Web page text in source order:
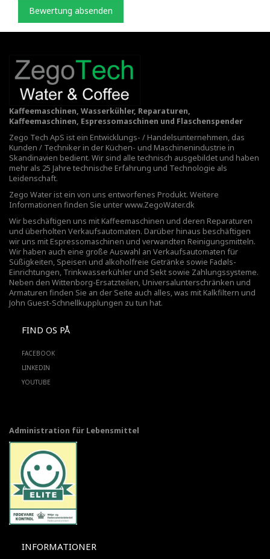
Bewertung absenden
Kaffeemaschinen, Wasserkühler, Reparaturen,
Kaffeemaschinen, Espressomaschinen und Flaschenspender
Zego Tech ApS ist ein Entwicklungs- / Handelsunternehmen, das
Kunden / Techniker in der Küchen- und Maschinenindustrie in
Skandinavien bedient. Wir sind alle technisch ausgebildet und haben
mehr als 25 Jahre technische Erfahrung und Technologie als
Leidenschaft.
Zego Water ist ein von uns entworfenes Produkt. Weitere
Informationen finden Sie unterwww.ZegoWater.dk
Wir beschäftigen uns mit Kaffeemaschinen und deren Reparaturen
und überholten Verkaufsautomaten. Darüber hinaus beschäftigen
wir uns mit Espressomaschinen und verwandten Reinigungsmitteln.
Wir haben auch eine große Auswahl an Verkaufsautomaten für
Süßigkeiten, Speisen und alkoholfreie Getränke sowie Fadøls-
Einrichtungen, Trinkwasserkühler und Sekt sowie Zahlungssysteme.
Neben den Wittenborg-Ersatzteilen, Universalunterschränken und
Armaturen finden Sie an der Seite auch alles, was mit Kalkfiltern und
John Guest-Schnellkupplungen zu tun hat.
FIND OS PÅ
FACEBOOK
LINKEDIN
YOUTUBE
Administration für Lebensmittel
INFORMATIONER